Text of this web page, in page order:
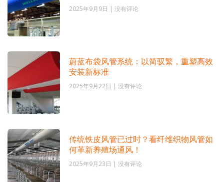
2025年9月9日
没有评论
蔚蓝布袋风管系统：以简驭繁，重塑高效
安装新标准
2025年9月22日
没有评论
传统铁皮风管已过时？看纤维织物风管如
何革新养殖场通风！
2025年9月23日
没有评论